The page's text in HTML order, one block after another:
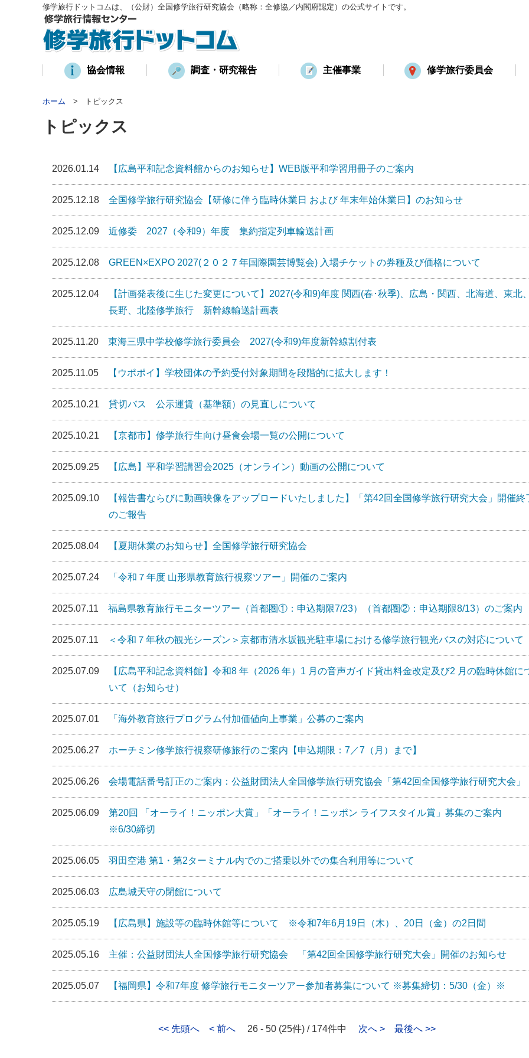
修学旅行ドットコムは、（公財）全国修学旅行研究協会（略称：全修協／内閣府認定）の公式サイトです。
協会情報 調査・研究報告 主催事業 修学旅行委員会
ホーム トピックス
トピックス
2026.01.14 【広島平和記念資料館からのお知らせ】WEB版平和学習用冊子のご案内
2025.12.18 全国修学旅行研究協会【研修に伴う臨時休業日 および 年末年始休業日】のお知らせ
2025.12.09 近修委 2027（令和9）年度 集約指定列車輸送計画
2025.12.08 GREEN×EXPO 2027(２０２７年国際園芸博覧会) 入場チケットの券種及び価格について
2025.12.04
【計画発表後に生じた変更について】2027(令和9)年度 関西(春･秋季)、広島・関西、北海道、東北
長野、北陸修学旅行 新幹線輸送計画表
2025.11.20 東海三県中学校修学旅行委員会 2027(令和9)年度新幹線割付表
2025.11.05 【ウポポイ】学校団体の予約受付対象期間を段階的に拡大します！
2025.10.21 貸切バス 公示運賃（基準額）の見直しについて
2025.10.21 【京都市】修学旅行生向け昼食会場一覧の公開について
2025.09.25 【広島】平和学習講習会2025（オンライン）動画の公開について
2025.09.10
【報告書ならびに動画映像をアップロードいたしました】「第42回全国修学旅行研究大会」開催終
のご報告
2025.08.04 【夏期休業のお知らせ】全国修学旅行研究協会
2025.07.24 「令和７年度 山形県教育旅行視察ツアー」開催のご案内
2025.07.11 福島県教育旅行モニターツアー（首都圏①：申込期限7/23）（首都圏②：申込期限8/13）のご案
2025.07.11 ＜令和７年秋の観光シーズン＞京都市清水坂観光駐車場における修学旅行観光バスの対応について
2025.07.09
【広島平和記念資料館】令和8 年（2026 年）1 月の音声ガイド貸出料金改定及び2 月の臨時休館に
いて（お知らせ）
2025.07.01 「海外教育旅行プログラム付加価値向上事業」公募のご案内
2025.06.27 ホーチミン修学旅行視察研修旅行のご案内【申込期限：7／7（月）まで】
2025.06.26 会場電話番号訂正のご案内：公益財団法人全国修学旅行研究協会「第42回全国修学旅行研究大会」
2025.06.09
第20回 「オーライ！ニッポン大賞」「オーライ！ニッポン ライフスタイル賞」募集のご案内
※6/30締切
2025.06.05 羽田空港 第1・第2ターミナル内でのご搭乗以外での集合利用等について
2025.06.03 広島城天守の閉館について
2025.05.19 【広島県】施設等の臨時休館等について ※令和7年6月19日（木）、20日（金）の2日間
2025.05.16 主催：公益財団法人全国修学旅行研究協会 「第42回全国修学旅行研究大会」開催のお知らせ
2025.05.07 【福岡県】令和7年度 修学旅行モニターツアー参加者募集について ※募集締切：5/30（金）※
<< 先頭へ < 前へ 26 - 50 (25件) / 174件中 次へ > 最後へ >>